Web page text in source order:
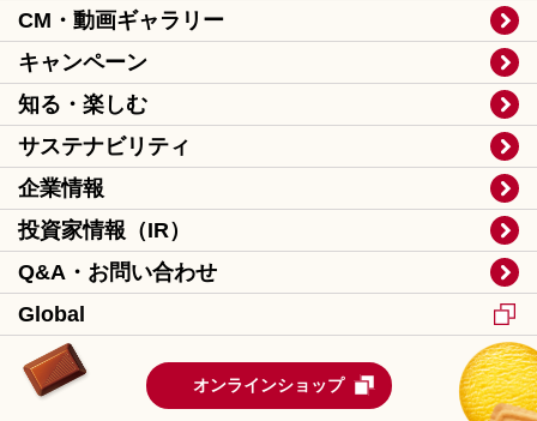
CM・動画ギャラリー
キャンペーン
知る・楽しむ
サステナビリティ
企業情報
投資家情報（IR）
Q&A・お問い合わせ
Global
オンラインショップ